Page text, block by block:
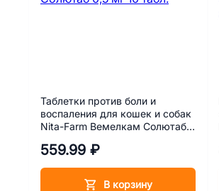
Таблетки против боли и
воспаления для кошек и собак
Nita-Farm Вемелкам Солютаб
559.99 ₽
В корзину